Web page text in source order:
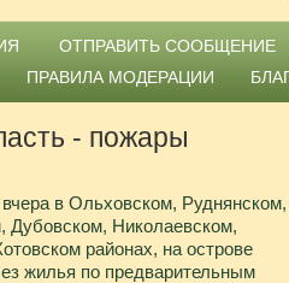
ОТПРАВИТЬ СООБЩЕНИЕ
ПРАВИЛА МОДЕРАЦИИ
- пожары
в Ольховском, Руднянском,
Николаевском,
районах, на острове
жилья по предварительным